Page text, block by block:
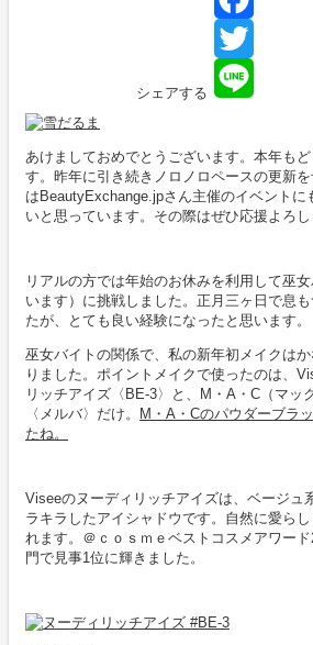
シェアする
あけましておめでとうございます。本年も
す。昨年に引き続きノロノロペースの更新
はBeautyExchange.jpさん主催のイベントに
いと思っています。その際はぜひ応援よろし
リアルの方では年始のお休みを利用して巫
います）に挑戦しました。正月三ヶ日で息
たが、とても良い経験になったと思います。
巫女バイトの関係で、私の新年初メイクは
りました。ポイントメイクで使ったのは、
リッチアイズ〈BE-3〉と、M・A・C（マッ
〈メルバ〉だけ。
M・A・Cのパウダーブラ
たね。
Viseeのヌーディリッチアイズは、ベージュ
ラキラしたアイシャドウです。自然に愛ら
れます。＠ｃｏｓｍｅベストコスメアワー
門で見事1位に輝きました。